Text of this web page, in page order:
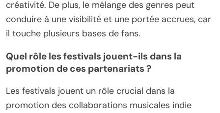
créativité. De plus, le mélange des genres peut
conduire à une visibilité et une portée accrues, car
il touche plusieurs bases de fans.
Quel rôle les festivals jouent-ils dans la
promotion de ces partenariats ?
Les festivals jouent un rôle crucial dans la
promotion des collaborations musicales indie